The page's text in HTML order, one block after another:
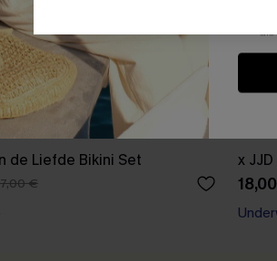
de Liefde Bikini Set
€
x
die